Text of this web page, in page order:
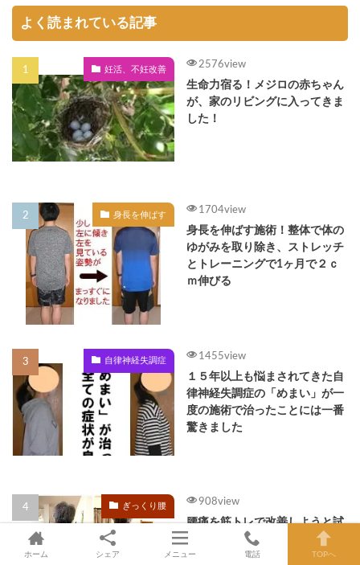
よく読まれている記事
妊活、不妊改善 2576view
生命力宿る！メジロの赤ちゃん
が、家のリビングに入ってきま
した！
身長を伸ばす 1704view
身長を伸ばす施術！整体で体の
ゆがみを取り除き、ストレッチ
とトレーニングで1ヶ月で２ｃ
ｍ伸びる
自律神経失調症 1455view
１５年以上も悩まされてきた自
律神経失調症の「めまい」が一
度の施術で治ったことには一番
驚きました
ぎっくり腰 908view
腰痛を筋トレで改善しようと試
みるもギックリ腰に、なぜなの
か？
ホーム シェア メニュー 電話 TOPへ